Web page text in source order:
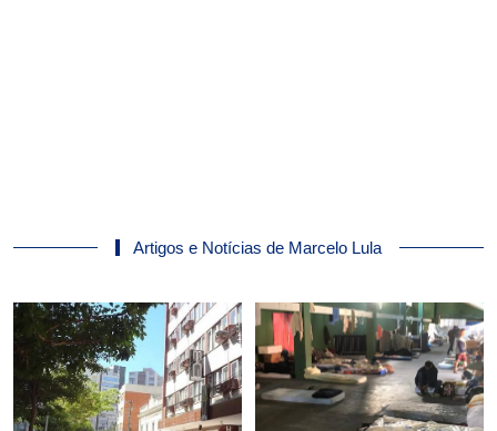
Artigos e Notícias de Marcelo Lula